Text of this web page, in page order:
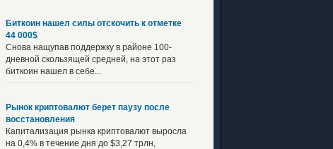
Биткоин нашел силы отскочить к отметке
44 000$
Снова нащупав поддержку в районе 100-
дневной скользящей средней, на этот раз
биткоин нашел в себе...
Рынок криптовалют берет паузу после
восстановления
Капитализация рынка криптовалют выросла
на 0,4% в течение дня до $3,27 трлн,